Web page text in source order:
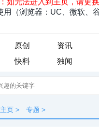
原创 资讯
快料 独闻
主页 > 专题 >